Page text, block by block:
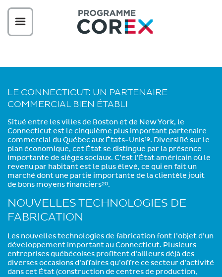
LE CONNECTICUT: UN PARTENAIRE
COMMERCIAL BIEN ÉTABLI
Situé entre les villes de Boston et de New York, le
Connecticut est le cinquième plus important partenaire
commercial du Québec aux États-Unis19. Diversifié sur le
plan économique, cet État se distingue par la présence
importante de sièges sociaux. C’est l’État américain où le
revenu par habitant est le plus élevé, ce qui en fait un
marché dont une partie importante de la clientèle jouit
de bons moyens financiers20.
NOUVELLES TECHNOLOGIES DE
FABRICATION
Les nouvelles technologies de fabrication font l’objet d’un
développement important au Connecticut. Plusieurs
entreprises québécoises profitent d’ailleurs déjà des
diverses occasions d’affaires qu’offre ce secteur d’activité
dans cet État (construction de centres de production,